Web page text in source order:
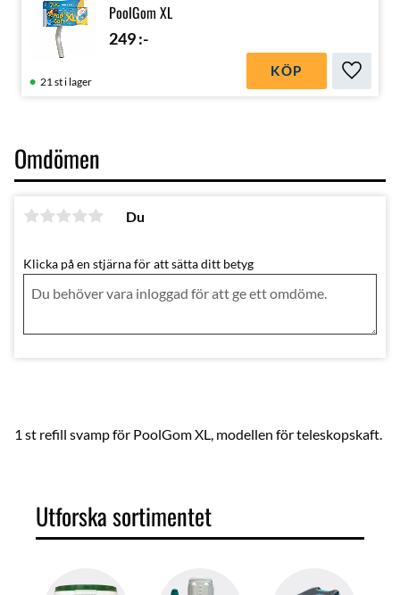
PoolGom XL
249:-
Lägg
21 st i lager
KÖP
1 st refill svamp för PoolGom XL, modellen för teleskopskaft.
Omdömen
Du
Klicka på en stjärna för att sätta ditt betyg
Utforska sortimentet